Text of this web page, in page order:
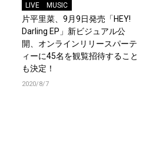
LIVE MUSIC
片平里菜、9月9日発売「HEY!
Darling EP」新ビジュアル公
開、オンラインリリースパーテ
ィーに45名を観覧招待すること
も決定！
2020/8/7